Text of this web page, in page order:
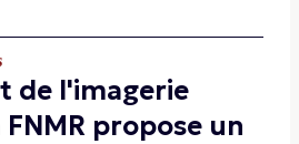
de l'imagerie
propose un